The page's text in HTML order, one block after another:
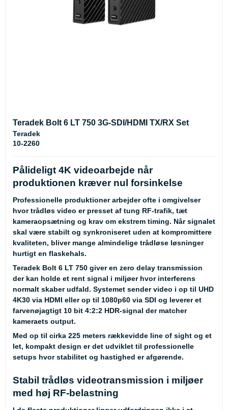
Teradek Bolt 6 LT 750 3G-SDI/HDMI TX/RX Set
Teradek
10-2260
Pålideligt 4K videoarbejde når
produktionen kræver nul forsinkelse
Professionelle produktioner arbejder ofte i omgivelser
hvor trådløs video er presset af tung RF-trafik, tæt
kameraopsætning og krav om ekstrem timing. Når signalet
skal være stabilt og synkroniseret uden at kompromittere
kvaliteten, bliver mange almindelige trådløse løsninger
hurtigt en flaskehals.
Teradek Bolt 6 LT 750 giver en zero delay transmission
der kan holde et rent signal i miljøer hvor interferens
normalt skaber udfald. Systemet sender video i op til UHD
4K30 via HDMI eller op til 1080p60 via SDI og leverer et
farvenøjagtigt 10 bit 4:2:2 HDR-signal der matcher
kameraets output.
Med op til cirka 225 meters rækkevidde line of sight og et
let, kompakt design er det udviklet til professionelle
setups hvor stabilitet og hastighed er afgørende.
Stabil trådløs videotransmission i miljøer
med høj RF-belastning